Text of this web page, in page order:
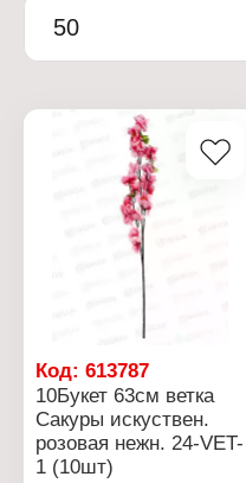
50
Код: 613787
10Букет 63см ветка
Сакуры искуствен.
розовая нежн. 24-VET-
1 (10шт)